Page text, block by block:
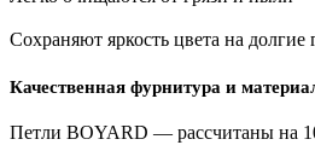
Сохраняют яркость цвета на долгие
Качественная фурнитура и
Петли BOYARD — рассчитаны на